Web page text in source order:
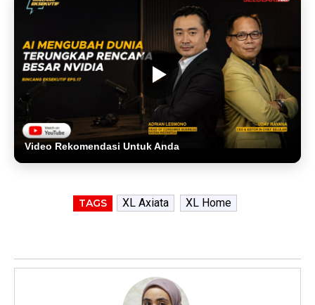
Video Rekomendasi Untuk Anda
TAGS XL Axiata XL Home